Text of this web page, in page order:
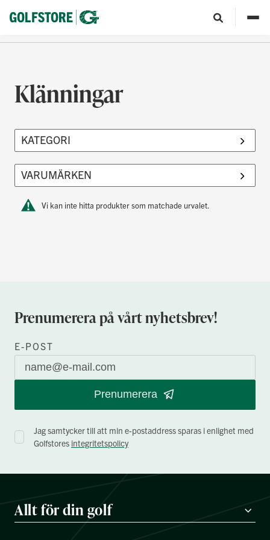
Klänningar
Vi kan inte hitta produkter som matchade urvalet.
Prenumerera på vårt nyhetsbrev!
E-POST
Prenumerera
Jag samtycker till att min e-postaddress sparas i enlighet med
Golfstores integritetspolicy
Allt för din golf